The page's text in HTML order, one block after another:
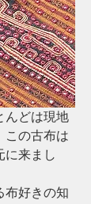
どは現地
この古布は
に来まし
好きの知